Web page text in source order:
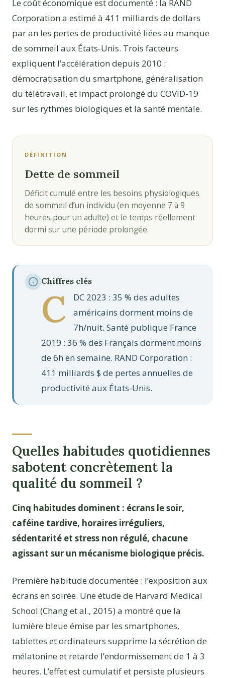
Le coût économique est documenté : la RAND
Corporation a estimé à 411 milliards de dollars
par an les pertes de productivité liées au manque
de sommeil aux États-Unis. Trois facteurs
expliquent l’accélération depuis 2010 :
démocratisation du smartphone, généralisation
du télétravail, et impact prolongé du COVID-19
sur les rythmes biologiques et la santé mentale.
DÉFINITION
Dette de sommeil
Déficit cumulé entre les besoins physiologiques
de sommeil d’un individu (en moyenne 7 à 9
heures pour un adulte) et le temps réellement
dormi sur une période prolongée.
Chiffres clés
C
DC 2023 : 35 % des adultes
américains dorment moins de
7h/nuit. Santé publique France
2019 : 36 % des Français dorment moins
de 6h en semaine. RAND Corporation :
411 milliards $ de pertes annuelles de
productivité aux États-Unis.
Quelles habitudes quotidiennes
sabotent concrètement la
qualité du sommeil ?
Cinq habitudes dominent : écrans le soir,
caféine tardive, horaires irréguliers,
sédentarité et stress non régulé, chacune
agissant sur un mécanisme biologique précis.
Première habitude documentée : l’exposition aux
écrans en soirée. Une étude de Harvard Medical
School (Chang et al., 2015) a montré que la
lumière bleue émise par les smartphones,
tablettes et ordinateurs supprime la sécrétion de
mélatonine et retarde l’endormissement de 1 à 3
heures. L’effet est cumulatif et persiste plusieurs